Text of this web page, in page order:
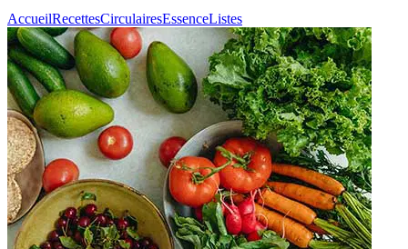
AccueilRecettesCirculairesEssenceListes